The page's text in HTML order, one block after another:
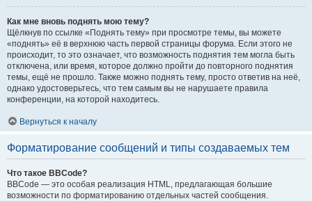
Как мне вновь поднять мою тему?
Щёлкнув по ссылке «Поднять тему» при просмотре темы, вы можете
«поднять» её в верхнюю часть первой страницы форума. Если этого не
происходит, то это означает, что возможность поднятия тем могла быть
отключена, или время, которое должно пройти до повторного поднятия
темы, ещё не прошло. Также можно поднять тему, просто ответив на неё,
однако удостоверьтесь, что тем самым вы не нарушаете правила
конференции, на которой находитесь.
Вернуться к началу
Форматирование сообщений и типы создаваемых тем
Что такое BBCode?
BBCode — это особая реализация HTML, предлагающая большие
возможности по форматированию отдельных частей сообщения.